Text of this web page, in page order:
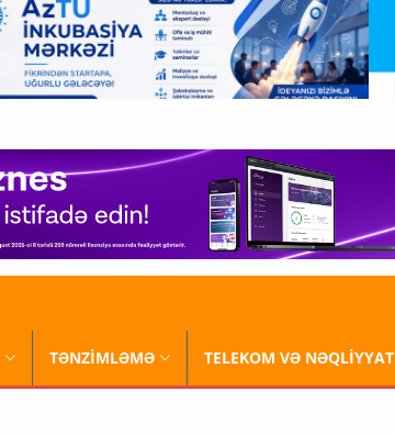
TƏNZİMLƏMƏ TELEKOM VƏ NƏQLİYYAT